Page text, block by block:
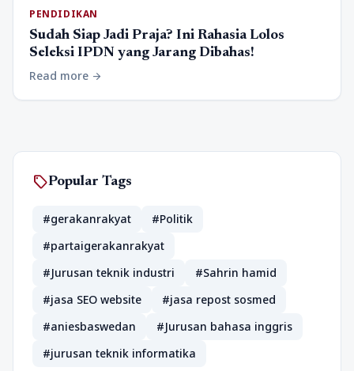
PENDIDIKAN
Sudah Siap Jadi Praja? Ini Rahasia Lolos
Seleksi IPDN yang Jarang Dibahas!
Read more arrow_forward
sellPopular Tags
#gerakanrakyat
#Politik
#partaigerakanrakyat
#Jurusan teknik industri
#Sahrin hamid
#jasa SEO website
#jasa repost sosmed
#aniesbaswedan
#Jurusan bahasa inggris
#jurusan teknik informatika